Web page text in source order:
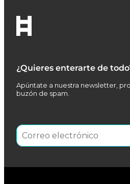
¿Quieres enterarte de
Apúntate a nuestra newsletter,
buzón de spam.